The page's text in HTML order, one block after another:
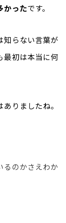
かったです。
知らない言葉が
最初は本当に何
りましたね。
るのかさえわか